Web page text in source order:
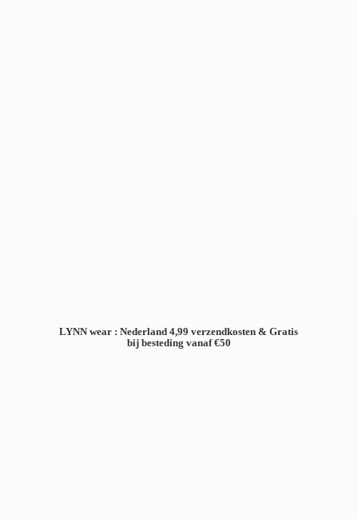
LYNN wear : Nederland 4,99 verzendkosten & Gratis
bij besteding vanaf €50